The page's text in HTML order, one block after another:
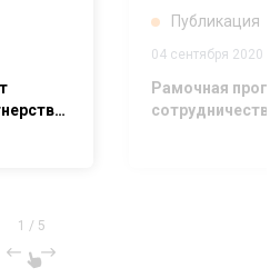
Публикация
04 сентября 2020
Рамочная
1 / 5